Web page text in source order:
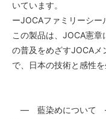
いています。
ーJOCAファミリーシー
この製品は、JOCA憲
の普及をめざすJOCAメ
で、日本の技術と感性
― 藍染めについて